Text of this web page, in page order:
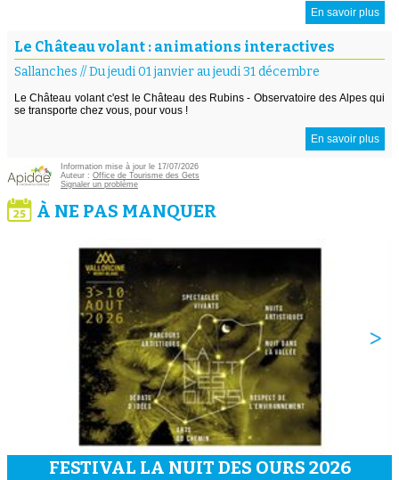
En savoir plus
Le Château volant : animations interactives
Sallanches //Du jeudi 01 janvier au jeudi 31 décembre
Le Château volant c'est le Château des Rubins - Observatoire des Alpes qui
se transporte chez vous, pour vous !
En savoir plus
Information mise à jour le 17/07/2026
Auteur : Office de Tourisme des Gets
Signaler un problème
À NE PAS MANQUER
FESTIVAL LA NUIT DES OURS 2026